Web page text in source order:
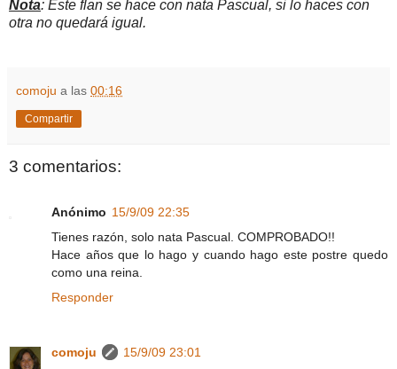
Nota: Este flan se hace con nata Pascual, si lo haces con
otra no quedará igual.
comoju a las 00:16
Compartir
3 comentarios:
Anónimo 15/9/09 22:35
Tienes razón, solo nata Pascual. COMPROBADO!!
Hace años que lo hago y cuando hago este postre quedo
como una reina.
Responder
comoju
15/9/09 23:01